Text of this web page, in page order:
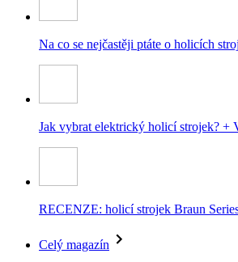
Na co se nejčastěji ptáte o holicích
Jak vybrat elektrický holicí strojek? +
RECENZE: holicí strojek Braun
Celý magazín